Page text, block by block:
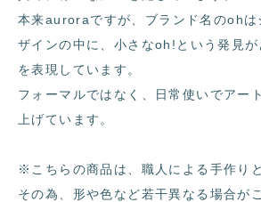
本来auroraですが、ブランド名のohは
ザインの中に、小さなoh!という発見が
を表現しています。
フォーマルではなく、日常使いでアー
上げています。
※こちらの商品は、職人による手作り
その為、形や色など若干異なる場合が